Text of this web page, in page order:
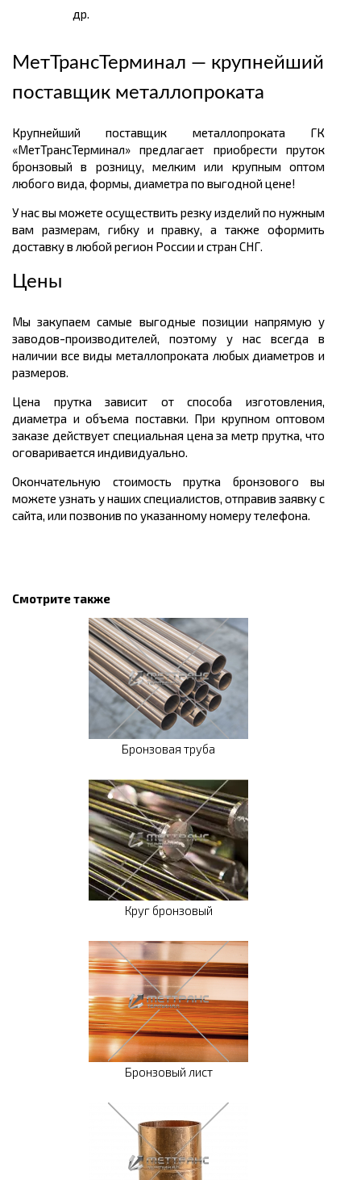
др.
МетТрансТерминал — крупнейший
поставщик металлопроката
Крупнейший поставщик металлопроката ГК
«МетТрансТерминал» предлагает приобрести пруток
бронзовый в розницу, мелким или крупным оптом
любого вида, формы, диаметра по выгодной цене!
У нас вы можете осуществить резку изделий по нужным
вам размерам, гибку и правку, а также оформить
доставку в любой регион России и стран СНГ.
Цены
Мы закупаем самые выгодные позиции напрямую у
заводов-производителей, поэтому у нас всегда в
наличии все виды металлопроката любых диаметров и
размеров.
Цена прутка зависит от способа изготовления,
диаметра и объема поставки. При крупном оптовом
заказе действует специальная цена за метр прутка, что
оговаривается индивидуально.
Окончательную стоимость прутка бронзового вы
можете узнать у наших специалистов, отправив заявку с
сайта, или позвонив по указанному номеру телефона.
Смотрите также
Бронзовая труба
Круг бронзовый
Бронзовый лист